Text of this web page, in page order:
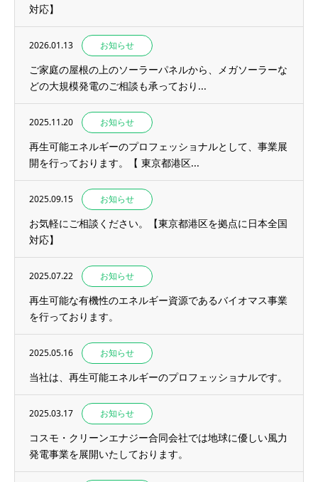
対応】
2026.01.13 お知らせ
ご家庭の屋根の上のソーラーパネルから、メガソーラーな
どの大規模発電のご相談も承っており...
2025.11.20 お知らせ
再生可能エネルギーのプロフェッショナルとして、事業展
開を行っております。【 東京都港区...
2025.09.15 お知らせ
お気軽にご相談ください。【東京都港区を拠点に日本全国
対応】
2025.07.22 お知らせ
再生可能な有機性のエネルギー資源であるバイオマス事業
を行っております。
2025.05.16 お知らせ
当社は、再生可能エネルギーのプロフェッショナルです。
2025.03.17 お知らせ
コスモ・クリーンエナジー合同会社では地球に優しい風力
発電事業を展開いたしております。